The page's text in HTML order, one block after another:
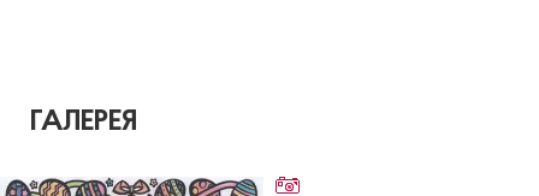
ГАЛЕРЕЯ